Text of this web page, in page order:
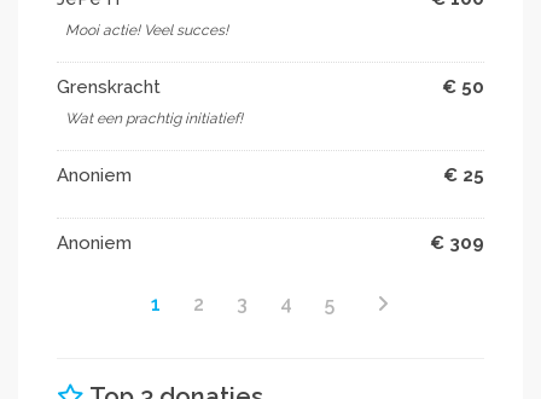
Mooi actie! Veel succes!
Grenskracht € 50
Wat een prachtig initiatief!
Anoniem € 25
Anoniem € 309
1 2 3 4 5